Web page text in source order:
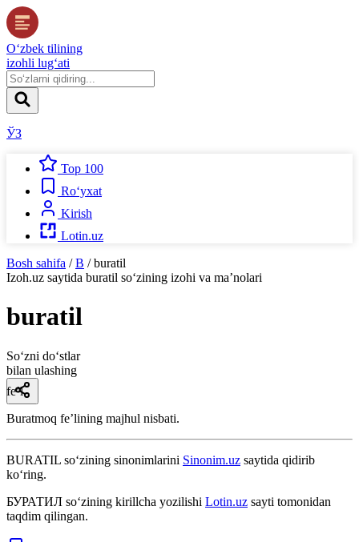
O‘zbek tilining
izohli lug‘ati
ЎЗ
Top 100
Ro‘yxat
Kirish
Lotin.uz
Bosh sahifa / B / buratil
Izoh.uz saytida buratil so‘zining izohi va ma’nolari
buratil
So‘zni do‘stlar
bilan ulashing
fe’l
Buratmoq feʼlining majhul nisbati.
BURATIL so‘zining sinonimlarini Sinonim.uz saytida qidirib
ko‘ring.
БУРАТИЛ so‘zining kirillcha yozilishi Lotin.uz sayti tomonidan
taqdim qilingan.